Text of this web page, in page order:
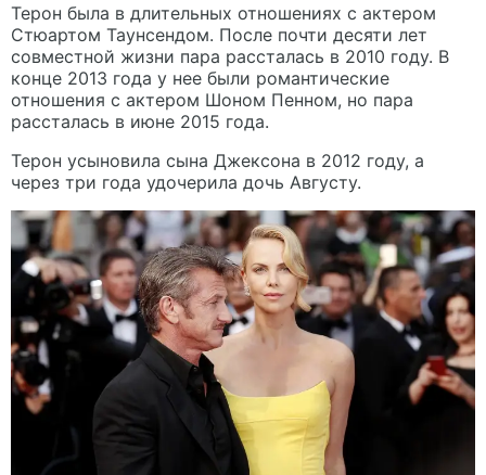
Терон была в длительных отношениях с актером
Стюартом Таунсендом. После почти десяти лет
совместной жизни пара рассталась в 2010 году. В
конце 2013 года у нее были романтические
отношения с актером Шоном Пенном, но пара
рассталась в июне 2015 года.
Терон усыновила сына Джексона в 2012 году, а
через три года удочерила дочь Августу.